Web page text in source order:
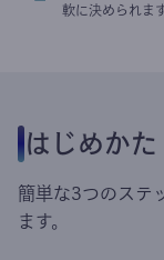
軟に決められます
はじめかた
簡単な3つのステ
ます。